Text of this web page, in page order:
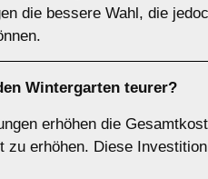
die bessere Wahl, die
Wintergarten teurer?
erhöhen die
erhöhen. Diese